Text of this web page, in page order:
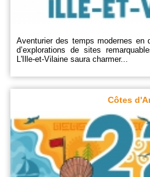
Aventurier des temps modernes en
d’explorations de sites
L'Ille-et-Vilaine saura charmer...
Côtes